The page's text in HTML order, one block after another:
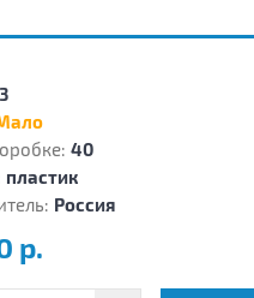
40
пластик
Россия
р.